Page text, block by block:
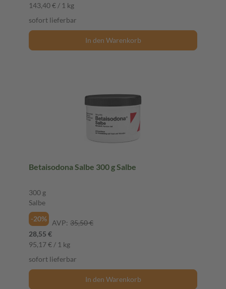
143,40 € / 1 kg
sofort lieferbar
In den Warenkorb
Betaisodona Salbe 300 g Salbe
300 g
Salbe
-20%
AVP: 35,50 €
28,55 €
95,17 € / 1 kg
sofort lieferbar
In den Warenkorb